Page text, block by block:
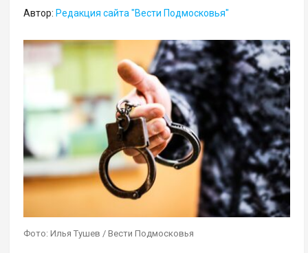
Автор: Редакция сайта "Вести Подмосковья"
Фото: Илья Тушев / Вести Подмосковья